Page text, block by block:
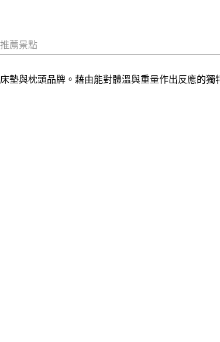
薦景點
墊與枕頭品牌。藉由能對體溫與重量作出反應的